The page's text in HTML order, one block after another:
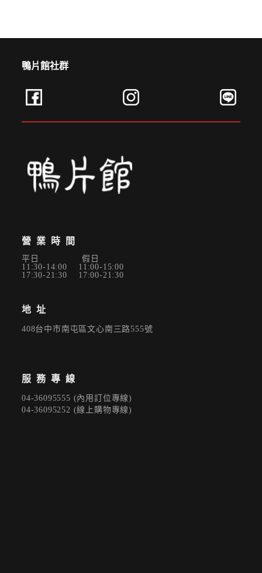
會員登入
鴨片館社群
營業時間
平日 假日
11:30-14:00 11:00-15:00
17:30-21:30 17:00-21:30
地址
408台中市南屯區文心南三路555號
服務專線
04-36095555 (內用訂位專線)
04-36095252 (線上購物專線)